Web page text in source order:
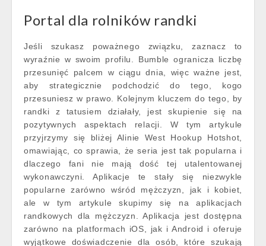
Portal dla rolników randki
Jeśli szukasz poważnego związku, zaznacz to
wyraźnie w swoim profilu. Bumble ogranicza liczbę
przesunięć palcem w ciągu dnia, więc ważne jest,
aby strategicznie podchodzić do tego, kogo
przesuniesz w prawo. Kolejnym kluczem do tego, by
randki z tatusiem działały, jest skupienie się na
pozytywnych aspektach relacji. W tym artykule
przyjrzymy się bliżej Alinie West Hookup Hotshot,
omawiając, co sprawia, że seria jest tak popularna i
dlaczego fani nie mają dość tej utalentowanej
wykonawczyni. Aplikacje te stały się niezwykle
popularne zarówno wśród mężczyzn, jak i kobiet,
ale w tym artykule skupimy się na aplikacjach
randkowych dla mężczyzn. Aplikacja jest dostępna
zarówno na platformach iOS, jak i Android i oferuje
wyjątkowe doświadczenie dla osób, które szukają